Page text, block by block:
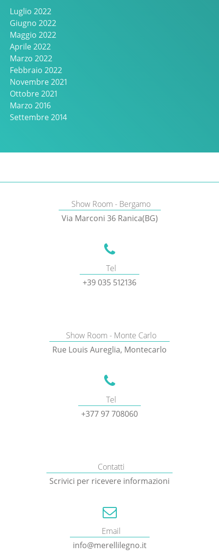
Luglio 2022
Giugno 2022
Maggio 2022
Aprile 2022
Marzo 2022
Febbraio 2022
Novembre 2021
Ottobre 2021
Marzo 2016
Settembre 2014
Show Room - Bergamo
Via Marconi 36 Ranica(BG)
Tel
+39 035 512136
Show Room - Monte Carlo
Rue Louis Aureglia, Montecarlo
Tel
+377 97 708060
Contatti
Scrivici per ricevere informazioni
Email
info@merellilegno.it